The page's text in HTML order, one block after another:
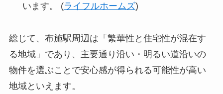
います。 (ライフルホームズ)
総じて、布施駅周辺は「繁華性と住宅性が混在す
る地域」であり、主要通り沿い・明るい道沿いの
物件を選ぶことで安心感が得られる可能性が高い
地域といえます。